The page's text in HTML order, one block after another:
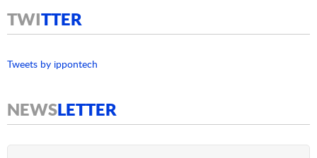
TWITTER
Tweets by ippontech
NEWSLETTER